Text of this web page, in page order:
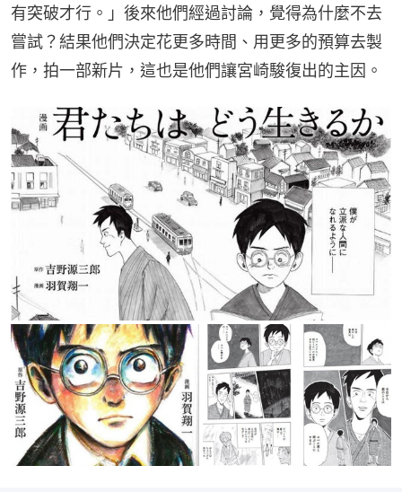
有突破才行。」後來他們經過討論，覺得為什麼不去
嘗試？結果他們決定花更多時間、用更多的預算去製
作，拍一部新片，這也是他們讓宮崎駿復出的主因。